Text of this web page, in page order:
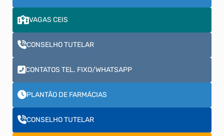
VAGAS CEIS
CONSELHO TUTELAR
CONTATOS TEL. FIXO/WHATSAPP
PLANTÃO DE FARMÁCIAS
CONSELHO TUTELAR